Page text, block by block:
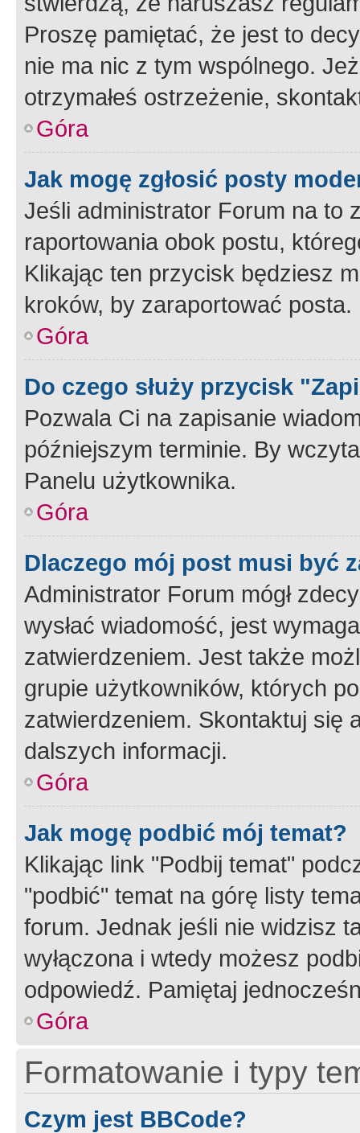
Proszę pamiętać, że jest to
nie ma nic z tym wspólnego.
otrzymałeś ostrzeżenie,
Góra
Jak mogę zgłosić posty
Jeśli administrator Forum na to
raportowania obok postu,
Klikając ten przycisk będziesz
kroków, by zaraportować posta.
Góra
Do czego służy przycisk
Pozwala Ci na zapisanie
późniejszym terminie. By
Panelu użytkownika.
Góra
Dlaczego mój post musi być
Administrator Forum mógł
wysłać wiadomość, jest
zatwierdzeniem. Jest także
grupie użytkowników, których
zatwierdzeniem. Skontaktuj się
dalszych informacji.
Góra
Jak mogę podbić mój temat?
Klikając link "Podbij temat"
"podbić" temat na górę listy
forum. Jednak jeśli nie widzisz
wyłączona i wtedy możesz
odpowiedź. Pamiętaj
Góra
Formatowanie i typy
Czym jest BBCode?